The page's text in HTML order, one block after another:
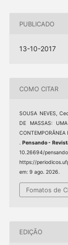
PUBLICADO
13-10-2017
COMO CITAR
SOUSA NEVES,
DE MASSAS:
.Pensando -
10.26694/
https://
em: 9 ago. 2026.
Fomatos de
EDIÇÃO